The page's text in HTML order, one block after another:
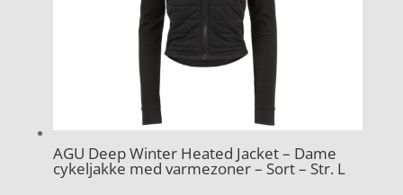
AGU Deep Winter Heated Jacket – Dame
cykeljakke med varmezoner – Sort – Str. L